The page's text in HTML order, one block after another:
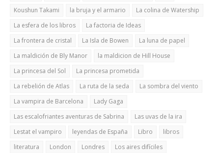
Koushun Takami
la bruja y el armario
La colina de Watership
La esfera de los libros
La factoria de Ideas
La frontera de cristal
La Isla de Bowen
La luna de papel
La maldición de Bly Manor
la maldicion de Hill House
La princesa del Sol
La princesa prometida
La rebelión de Atlas
La ruta de la seda
La sombra del viento
La vampira de Barcelona
Lady Gaga
Las escalofriantes aventuras de Sabrina
Las uvas de la ira
Lestat el vampiro
leyendas de España Libro
libros
literatura
London Londres
Los aires difíciles